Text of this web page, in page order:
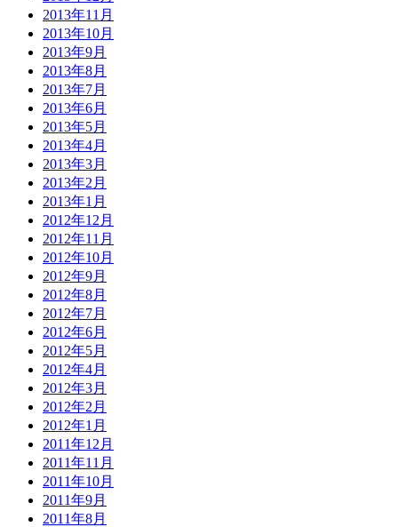
2013年11月
2013年10月
2013年9月
2013年8月
2013年7月
2013年6月
2013年5月
2013年4月
2013年3月
2013年2月
2013年1月
2012年12月
2012年11月
2012年10月
2012年9月
2012年8月
2012年7月
2012年6月
2012年5月
2012年4月
2012年3月
2012年2月
2012年1月
2011年12月
2011年11月
2011年10月
2011年9月
2011年8月